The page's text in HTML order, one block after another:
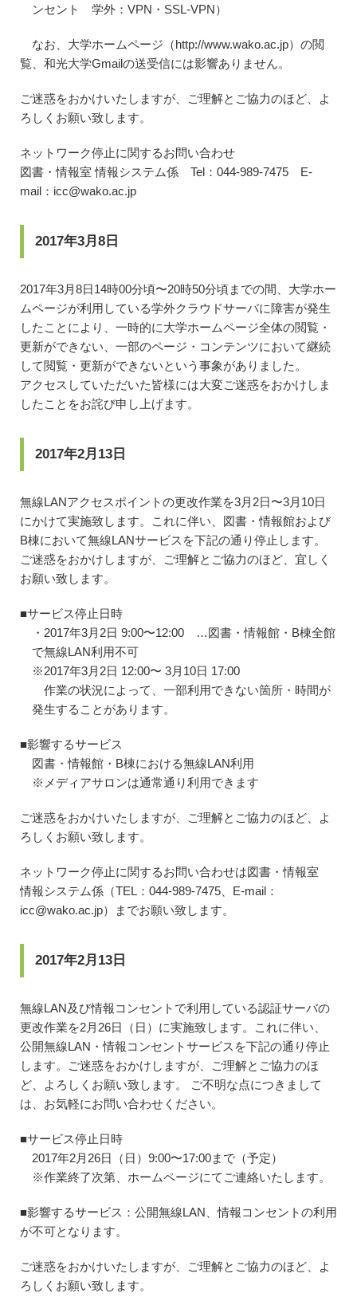
ンセント 学外：VPN・SSL-VPN）
なお、大学ホームページ（http://www.wako.ac.jp）の閲
覧、和光大学Gmailの送受信には影響ありません。
ご迷惑をおかけいたしますが、ご理解とご協力のほど、よ
ろしくお願い致します。
ネットワーク停止に関するお問い合わせ
図書・情報室 情報システム係 Tel：044-989-7475 E-
mail：icc@wako.ac.jp
2017年3月8日
2017年3月8日14時00分頃〜20時50分頃までの間、大学ホー
ムページが利用している学外クラウドサーバに障害が発生
したことにより、一時的に大学ホームページ全体の閲覧・
更新ができない、一部のページ・コンテンツにおいて継続
して閲覧・更新ができないという事象がありました。
アクセスしていただいた皆様には大変ご迷惑をおかけしま
したことをお詫び申し上げます。
2017年2月13日
無線LANアクセスポイントの更改作業を3月2日〜3月10日
にかけて実施致します。これに伴い、図書・情報館および
B棟において無線LANサービスを下記の通り停止します。
ご迷惑をおかけしますが、ご理解とご協力のほど、宜しく
お願い致します。
■サービス停止日時
・2017年3月2日 9:00〜12:00 …図書・情報館・B棟全館
で無線LAN利用不可
※2017年3月2日 12:00〜 3月10日 17:00
作業の状況によって、一部利用できない箇所・時間が
発生することがあります。
■影響するサービス
図書・情報館・B棟における無線LAN利用
※メディアサロンは通常通り利用できます
ご迷惑をおかけいたしますが、ご理解とご協力のほど、よ
ろしくお願い致します。
ネットワーク停止に関するお問い合わせは図書・情報室
情報システム係（TEL：044-989-7475、E-mail：
icc@wako.ac.jp）までお願い致します。
2017年2月13日
無線LAN及び情報コンセントで利用している認証サーバの
更改作業を2月26日（日）に実施致します。これに伴い、
公開無線LAN・情報コンセントサービスを下記の通り停止
します。ご迷惑をおかけしますが、ご理解とご協力のほ
ど、よろしくお願い致します。 ご不明な点につきまして
は、お気軽にお問い合わせください。
■サービス停止日時
2017年2月26日（日）9:00〜17:00まで（予定）
※作業終了次第、ホームページにてご連絡いたします。
■影響するサービス：公開無線LAN、情報コンセントの利用
が不可となります。
ご迷惑をおかけいたしますが、ご理解とご協力のほど、よ
ろしくお願い致します。